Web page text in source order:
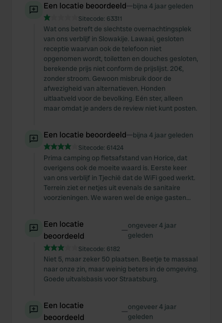
We also share information about your use of our site with
our social media, advertising and analytics partners who
may combine it with other information that you’ve
provided to them or that they’ve collected from your use
of their services.
Een locatie beoordeeld—bijna 4 jaar geleden
Sitecode: 63311
Wat ons betreft de slechtste overnachtingsplek
van ons verblijf in Slowakije. Lawaai, gesloten
receptie waarvan ook de telefoon niet
opgenomen wordt, toiletten en douches gesloten,
berekende prijs niet conform de prijslijst. 20€,
zonder stroom. Gewoon misbruik door de
afwezigheid van alternatieven. Honden
uitlaatveld voor de bevolking. Eén ster, alleen
maar omdat je anders de review niet kunt posten.
Een locatie beoordeeld—bijna 4 jaar geleden
Sitecode: 61424
Prima camping op fietsafstand van Horice, dat
overigens ook de moeite waard is. Eerste keer
van ons verblijf in Tjechië dat de WiFi goed werkt.
Terrein ziet er netjes uit evenals de sanitaire
voorzieningen. We waren wel de enige gasten...
Een locatie
beoordeeld
—ongeveer 4 jaar
geleden
Sitecode: 6182
Niet 5, maar zeker 50 plaatsen. Beetje te massaal
naar onze zin, maar weinig beters in de omgeving.
Goede uitvalsbasis voor Straatsburg.
Een locatie
beoordeeld
—ongeveer 4 jaar
geleden